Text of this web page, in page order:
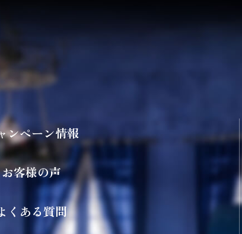
ンペーン情報
お客様の声
くある質問